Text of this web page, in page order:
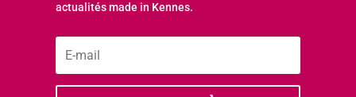
actualités made in Kennes.